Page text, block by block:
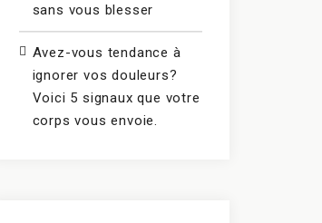
sans vous blesser
Avez-vous tendance à
ignorer vos douleurs?
Voici 5 signaux que votre
corps vous envoie.